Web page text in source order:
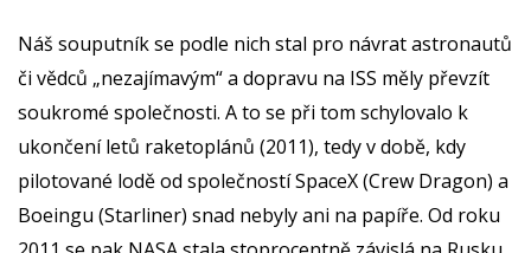
Náš souputník se podle nich stal pro návrat astronautů
či vědců „nezajímavým“ a dopravu na ISS měly převzít
soukromé společnosti. A to se při tom schylovalo k
ukončení letů raketoplánů (2011), tedy v době, kdy
pilotované lodě od společností SpaceX (Crew Dragon) a
Boeingu (Starliner) snad nebyly ani na papíře. Od roku